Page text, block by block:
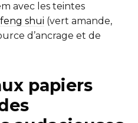
avec les teintes
shui (vert amande,
d’ancrage et de
papiers